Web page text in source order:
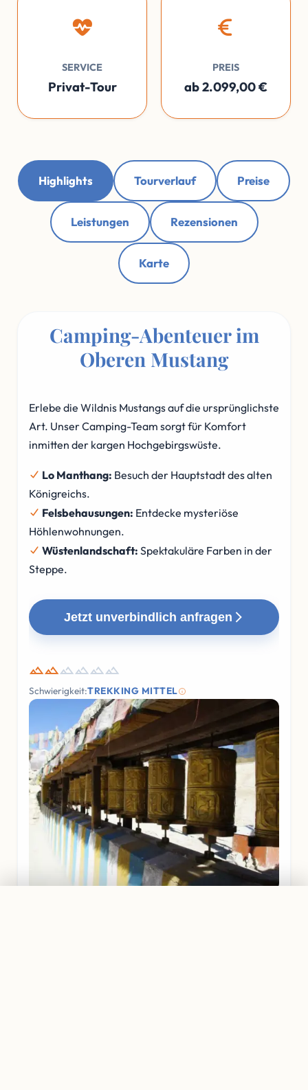
SERVICE
Privat-Tour
PREIS
ab 2.099,00 €
Highlights Tourverlauf Preise
Leistungen Rezensionen
Karte
Camping-Abenteuer im
Oberen Mustang
Erlebe die Wildnis Mustangs auf die ursprünglichste
Art. Unser Camping-Team sorgt für Komfort
inmitten der kargen Hochgebirgswüste.
Lo Manthang: Besuch der Hauptstadt des alten
Königreichs.
Felsbehausungen: Entdecke mysteriöse
Höhlenwohnungen.
Wüstenlandschaft: Spektakuläre Farben in der
Steppe.
Jetzt unverbindlich anfragen
Schwierigkeit:TREKKING MITTEL